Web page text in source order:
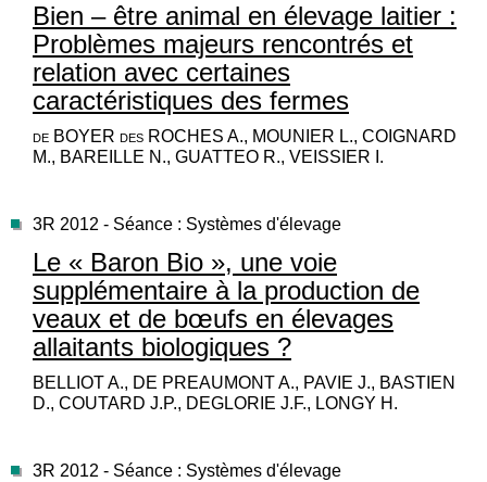
Bien – être animal en élevage laitier :
Problèmes majeurs rencontrés et
relation avec certaines
caractéristiques des fermes
de BOYER des ROCHES A., MOUNIER L., COIGNARD
M., BAREILLE N., GUATTEO R., VEISSIER I.
3R 2012 - Séance : Systèmes d'élevage
Le « Baron Bio », une voie
supplémentaire à la production de
veaux et de bœufs en élevages
allaitants biologiques ?
BELLIOT A., DE PREAUMONT A., PAVIE J., BASTIEN
D., COUTARD J.P., DEGLORIE J.F., LONGY H.
3R 2012 - Séance : Systèmes d'élevage